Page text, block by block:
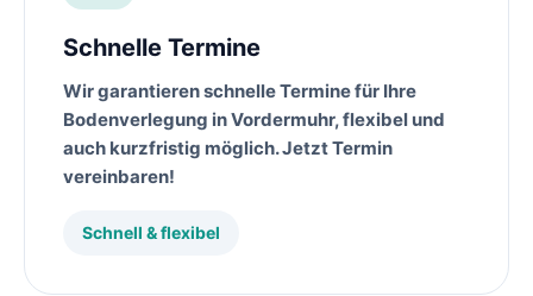
Schnelle Termine
Wir garantieren schnelle Termine für Ihre
Bodenverlegung inVordermuhr, flexibel und
auch kurzfristig möglich. Jetzt Termin
vereinbaren!
Schnell & flexibel